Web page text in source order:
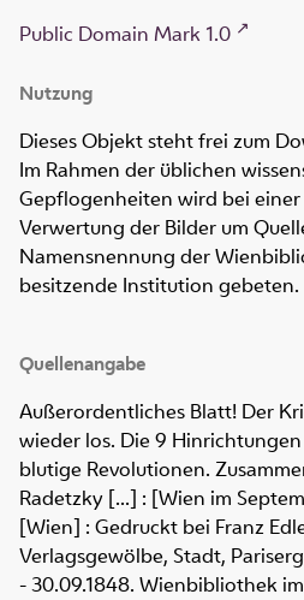
Public Domain Mark 1.0
Nutzung
Dieses Objekt steht frei zum
Im Rahmen der üblichen
Gepflogenheiten wird bei
Verwertung der Bilder um
Namensnennung der
besitzende Institution gebeten.
Quellenangabe
Außerordentliches Blatt! Der
wieder los. Die 9
blutige Revolutionen.
Radetzky [...] : [Wien im
[Wien] : Gedruckt bei Franz
Verlagsgewölbe, Stadt,
- 30.09.1848. Wienbibliothek